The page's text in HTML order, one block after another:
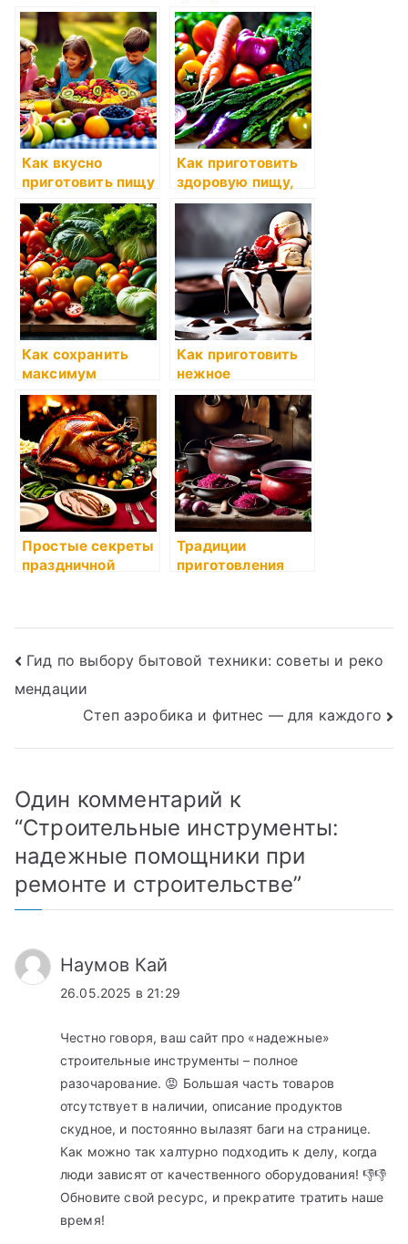
домашнего
шоколада
полезные
свойства и
специальные
рецепты
Как вкусно
приготовить пищу
для детей:
секреты питания
малышей
Как приготовить
здоровую пищу,
не теряя вкуса и
аромата
Как сохранить
максимум
питательных
веществ при
приготовлении
Как приготовить
нежное
мороженое в
домашних
условиях:
секреты от
кулинарного блога
бабушки Розы
Простые секреты
праздничной
Традиции
приготовления
Навигация
по
записям
Гид по выбору бытовой техники: советы и реко
мендации
Степ аэробика и фитнес — для каждого
Один комментарий к
“Строительные инструменты:
надежные помощники при
ремонте и строительстве”
Наумов Кай
26.05.2025 в 21:29
Честно говоря, ваш сайт про «надежные»
строительные инструменты – полное
разочарование. 😡 Большая часть товаров
отсутствует в наличии, описание продуктов
скудное, и постоянно вылазят баги на странице.
Как можно так халтурно подходить к делу, когда
люди зависят от качественного оборудования! 👎👎
Обновите свой ресурс, и прекратите тратить наше
время!